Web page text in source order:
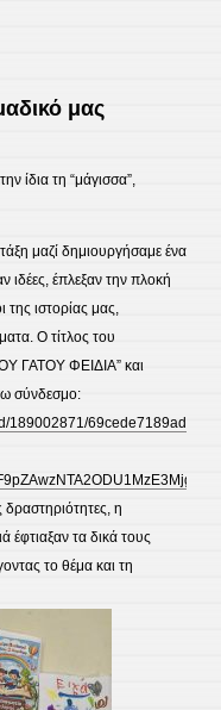
μας
ίδια τη “μάγισσα”,
μαζί δημιουργήσαμε ένα
ιδέες, έπλεξαν την πλοκή
της ιστορίας μας,
Ο τίτλος του
ΓΑΤΟΥ ΦΕΙΔΙΑ” και
σύνδεσμο:
189002871/69cede7189ad8?
δραστηριότητες, η
έφτιαξαν τα δικά τους
το θέμα και τη